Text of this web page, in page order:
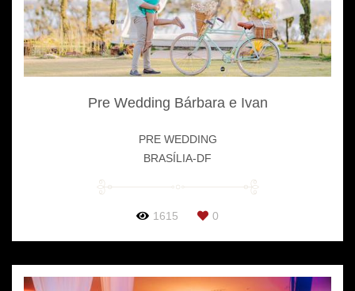
Pre Wedding Bárbara e Ivan
PRE WEDDING
BRASÍLIA-DF
1615 0